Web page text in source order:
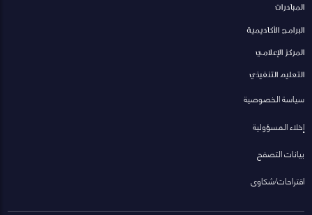
المبادرات
البرامج الأكاديمية
المركز الإعلامي
التعليم التنفيذي
سياسة الخصوصية
إخلاء المسؤولية
بيانات التصفح
اقتراحات/شكاوى